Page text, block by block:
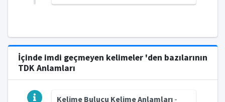
İçinde imdi geçmeyen kelimeler 'den bazılarının
TDK Anlamları
Kelime Bulucu Kelime Anlamları -